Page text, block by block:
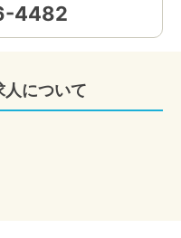
4482
人について